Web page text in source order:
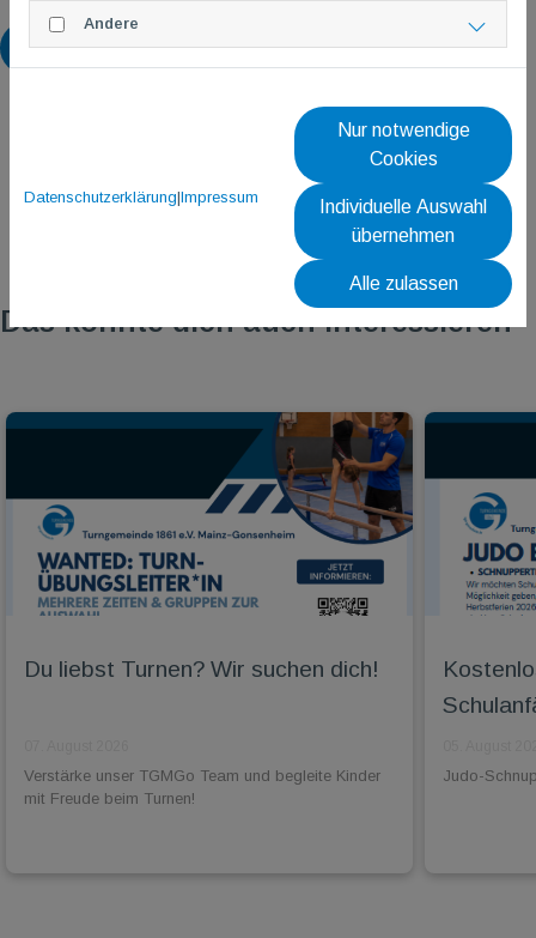
Zurück
Das könnte dich auch interessieren
Du liebst Turnen? Wir suchen dich!
Verstärke unser TGMGo Team und begleite Kinder
mit Freude beim Turnen!
Judo-
Andere
Datenschutzerklärung|Impressum
Nur notwendige
Cookies
Individuelle Auswahl
übernehmen
Alle zulassen